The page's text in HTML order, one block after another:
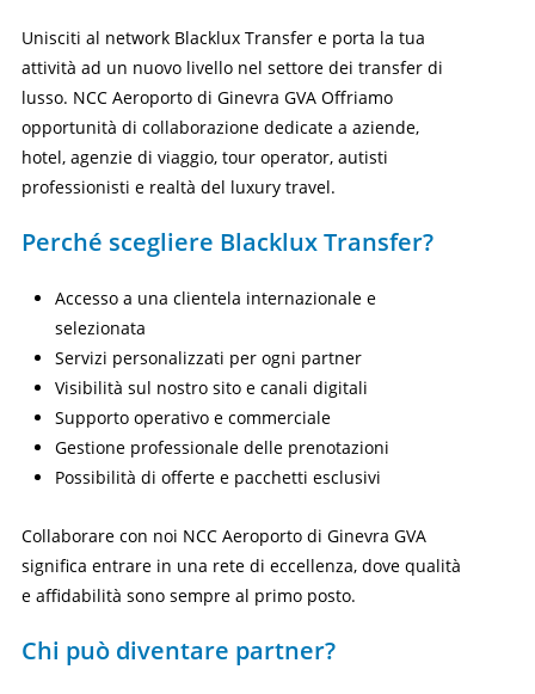
Unisciti al network Blacklux Transfer e porta la tua
attività ad un nuovo livello nel settore dei transfer di
lusso. NCC Aeroporto di Ginevra GVA Offriamo
opportunità di collaborazione dedicate a aziende,
hotel, agenzie di viaggio, tour operator, autisti
professionisti e realtà del luxury travel.
Perché scegliere Blacklux Transfer?
Accesso a una clientela internazionale e
selezionata
Servizi personalizzati per ogni partner
Visibilità sul nostro sito e canali digitali
Supporto operativo e commerciale
Gestione professionale delle prenotazioni
Possibilità di offerte e pacchetti esclusivi
Collaborare con noi NCC Aeroporto di Ginevra GVA
significa entrare in una rete di eccellenza, dove qualità
e affidabilità sono sempre al primo posto.
Chi può diventare partner?